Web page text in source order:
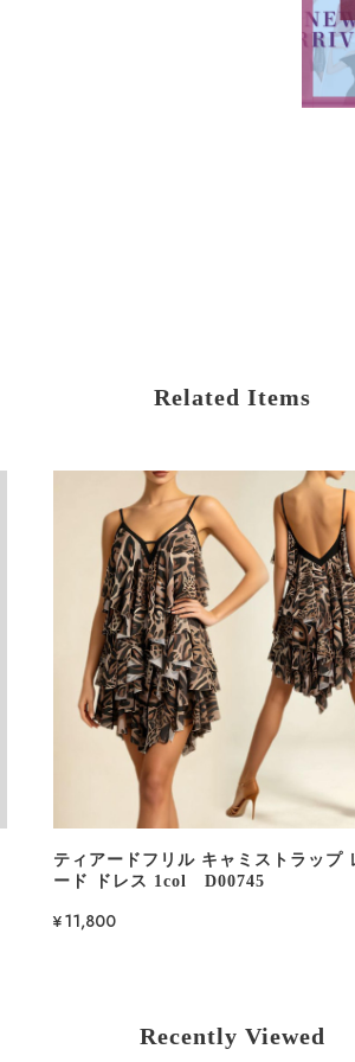
Related Items
ティアードフリル キャミストラップ
ード ドレス 1col D00745
¥11,800
Recently Viewed